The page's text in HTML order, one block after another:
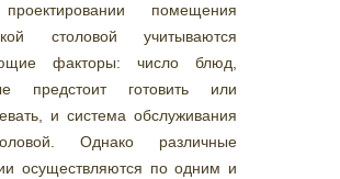
помещения
столовой учитываются
факторы: число блюд,
предстоит готовить или
и система обслуживания
Однако различные
осуществляются по одним и